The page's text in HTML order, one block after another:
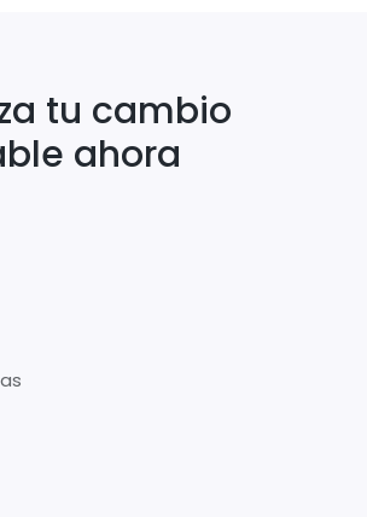
tu cambio
ahora